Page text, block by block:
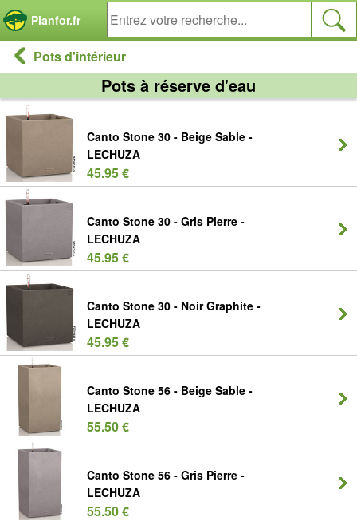
Planfor.fr
Pots d'intérieur
Pots à réserve d'eau
Canto Stone 30 - Beige Sable -
LECHUZA
45.95 €
Canto Stone 30 - Gris Pierre -
LECHUZA
45.95 €
Canto Stone 30 - Noir Graphite -
LECHUZA
45.95 €
Canto Stone 56 - Beige Sable -
LECHUZA
55.50 €
Canto Stone 56 - Gris Pierre -
LECHUZA
55.50 €
Panneau de gestion des cookies